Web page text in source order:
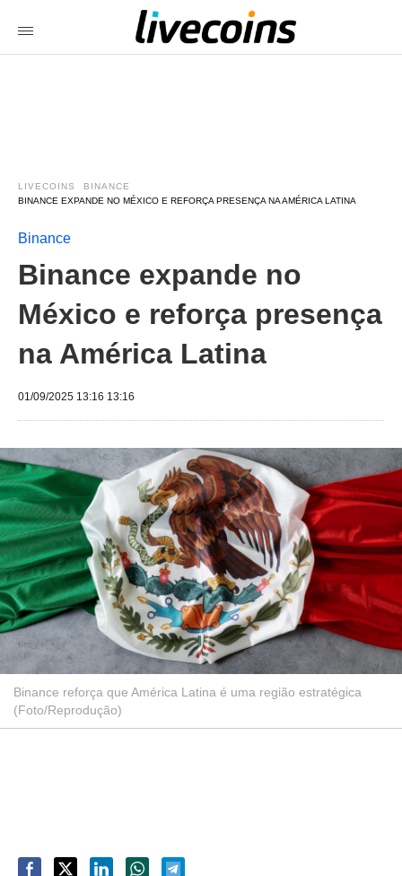
LIVECOINS
BINANCE
BINANCE EXPANDE NO MÉXICO E REFORÇA PRESENÇA NA AMÉRICA LATINA
Binance
Binance expande no
México e reforça presença
na América Latina
01/09/2025 13:16 13:16
Binance reforça que América Latina é uma região estratégica
(Foto/Reprodução)